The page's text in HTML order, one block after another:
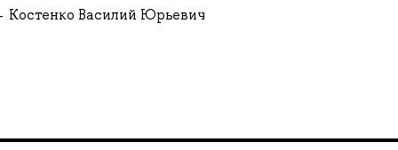
Костенко Василий Юрьевич